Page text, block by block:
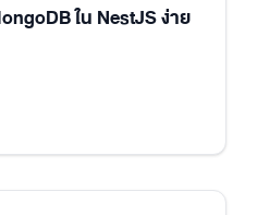
ใน NestJS ง่าย